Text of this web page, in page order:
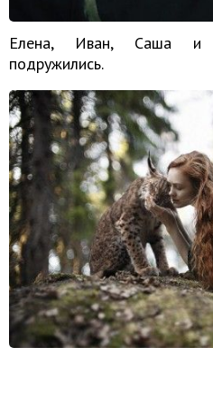
Елена, Иван, Саша и
подружились.